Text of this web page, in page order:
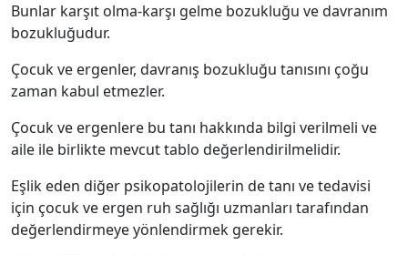
Bunlar karşıt olma-karşı gelme bozukluğu ve davranım
bozukluğudur.
Çocuk ve ergenler, davranış bozukluğu tanısını çoğu
zaman kabul etmezler.
Çocuk ve ergenlere bu tanı hakkında bilgi verilmeli ve
aile ile birlikte mevcut tablo değerlendirilmelidir.
Eşlik eden diğer psikopatolojilerin de tanı ve tedavisi
için çocuk ve ergen ruh sağlığı uzmanları tarafından
değerlendirmeye yönlendirmek gerekir.